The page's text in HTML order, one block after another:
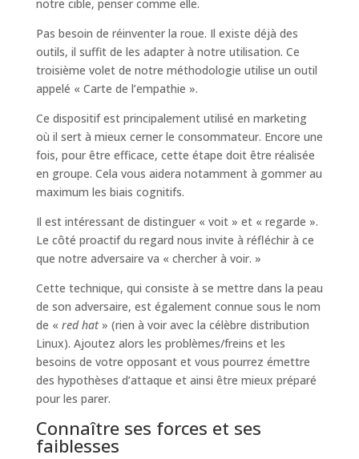
notre cible, penser comme elle.
Pas besoin de réinventer la roue. Il existe déjà des
outils, il suffit de les adapter à notre utilisation. Ce
troisième volet de notre méthodologie utilise un outil
appelé « Carte de l’empathie ».
Ce dispositif est principalement utilisé en marketing
où il sert à mieux cerner le consommateur. Encore une
fois, pour être efficace, cette étape doit être réalisée
en groupe. Cela vous aidera notamment à gommer au
maximum les biais cognitifs.
Il est intéressant de distinguer « voit » et « regarde ».
Le côté proactif du regard nous invite à réfléchir à ce
que notre adversaire va « chercher à voir. »
Cette technique, qui consiste à se mettre dans la peau
de son adversaire, est également connue sous le nom
de « red hat» (rien à voir avec la célèbre distribution
Linux). Ajoutez alors les problèmes/freins et les
besoins de votre opposant et vous pourrez émettre
des hypothèses d’attaque et ainsi être mieux préparé
pour les parer.
Connaître ses forces et ses
faiblesses